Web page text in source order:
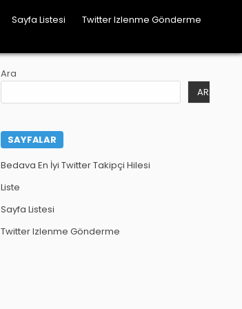
Sayfa Listesi Twitter Izlenme Gönderme
Ara
ARA
SAYFALAR
Bedava En İyi Twitter Takipçi Hilesi
Liste
Sayfa Listesi
Twitter Izlenme Gönderme